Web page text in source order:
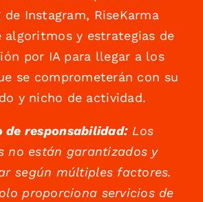
Instagram, RiseKarma
algoritmos y estrategias de
por IA para llegar a los
se comprometerán con su
y nicho de actividad.
de responsabilidad:Los
no están garantizados y
según múltiples factores.
proporciona servicios de